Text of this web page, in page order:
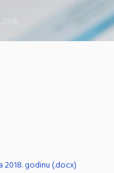
2018. godinu (.docx)